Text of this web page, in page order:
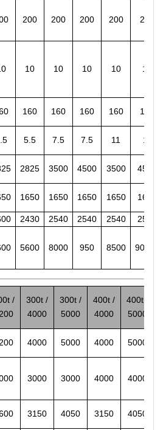
200 200 200 200 200
10 10 10 10 10
160 160 160 160 160
5.5 7.5 7.5 11 11
2825 3500 4500 3500 4500
1650 1650 1650 1650 1650
2430 2540 2540 2540 2540
5600 8000 950 8500 90000
/
300t /
4000
300t /
5000
400t /
4000
400t /
5000
4000 5000 4000 5000
3000 3000 4000 4000
3150 4050 3150 4050